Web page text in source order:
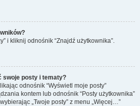
i kliknij odnośnik “Znajdź użytkownika”.
swoje posty i tematy?
odnośnik “Wyświetl moje posty”
kontem lub odnośnik “Posty użytkownika”
„Twoje posty” z menu „Więcej…”